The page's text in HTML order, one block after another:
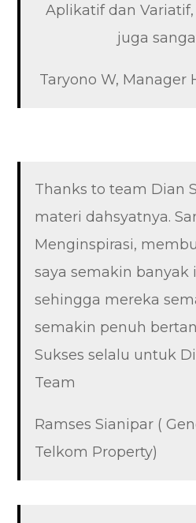
Aplikatif dan
juga
Taryono W, Manager
Thanks to team Dian
materi dahsyatnya.
Menginspirasi,
saya semakin banyak
sehingga mereka
semakin penuh
Sukses selalu untuk
Team
Ramses Sianipar (
Telkom Property)